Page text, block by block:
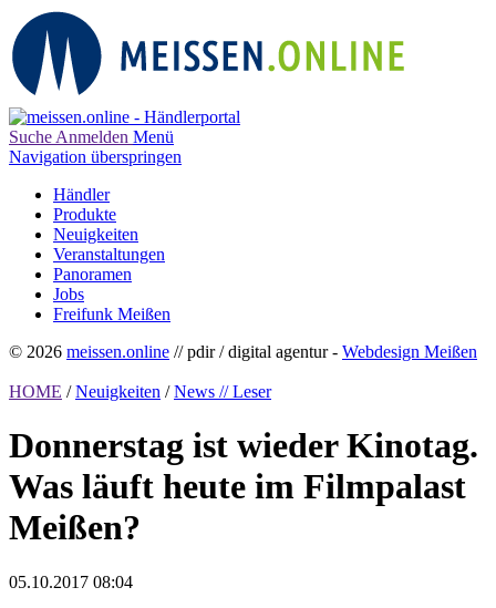
Suche Anmelden Menü
Navigation überspringen
Händler
Produkte
Neuigkeiten
Veranstaltungen
Panoramen
Jobs
Freifunk Meißen
© 2026 meissen.online // pdir / digital agentur - Webdesign Meißen
HOME / Neuigkeiten / News // Leser
Donnerstag ist wieder Kinotag.
Was läuft heute im Filmpalast
Meißen?
05.10.2017 08:04